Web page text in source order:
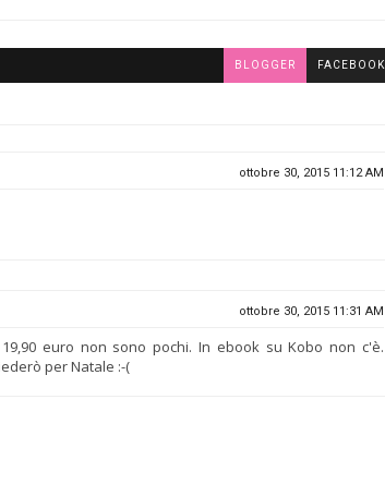
BLOGGER FACEBOOK
ottobre 30, 2015 11:12 AM
ottobre 30, 2015 11:31 AM
euro non sono pochi. In ebook su Kobo non c'è.
per Natale :-(